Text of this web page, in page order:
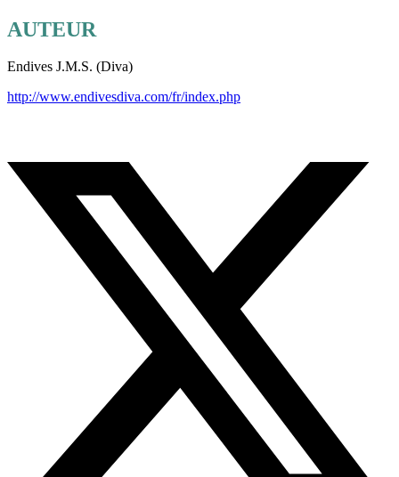
AUTEUR
Endives J.M.S. (Diva)
http://www.endivesdiva.com/fr/index.php